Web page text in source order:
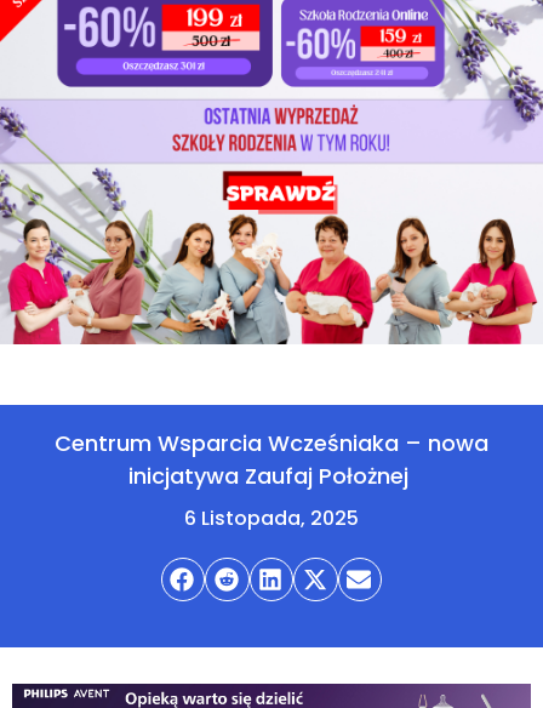
Centrum Wsparcia Wcześniaka – nowa
inicjatywa Zaufaj Położnej
6 Listopada, 2025